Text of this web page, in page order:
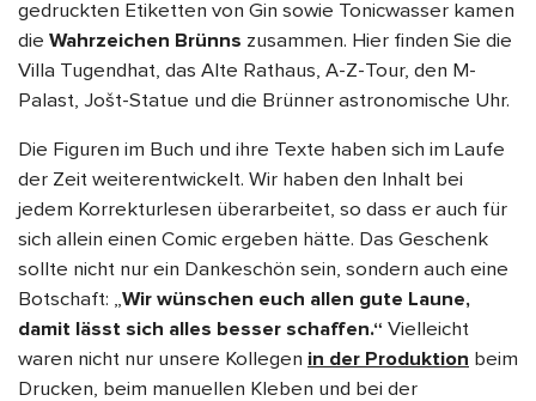
gedruckten Etiketten von Gin sowie Tonicwasser kamen
die Wahrzeichen Brünns zusammen. Hier finden Sie die
Villa Tugendhat, das Alte Rathaus, A-Z-Tour, den M-
Palast, Jošt-Statue und die Brünner astronomische Uhr.
Die Figuren im Buch und ihre Texte haben sich im Laufe
der Zeit weiterentwickelt. Wir haben den Inhalt bei
jedem Korrekturlesen überarbeitet, so dass er auch für
sich allein einen Comic ergeben hätte. Das Geschenk
sollte nicht nur ein Dankeschön sein, sondern auch eine
Botschaft: „Wir wünschen euch allen gute Laune,
damit lässt sich alles besser schaffen.“ Vielleicht
waren nicht nur unsere Kollegen in der Produktion beim
Drucken, beim manuellen Kleben und bei der